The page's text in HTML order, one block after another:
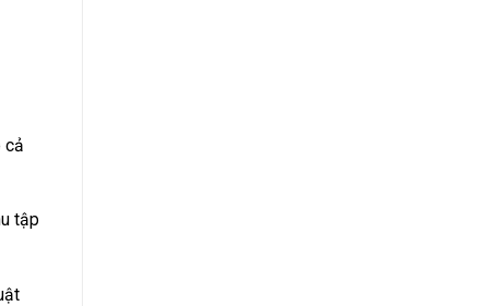
cả
tập